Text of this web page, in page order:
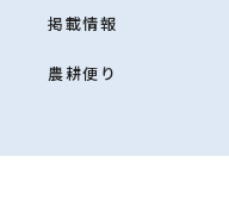
掲載情報
農耕便り